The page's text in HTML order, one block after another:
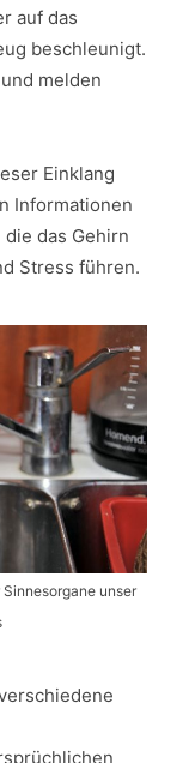
auf das
beschleunigt.
melden
Einklang
Informationen
das Gehirn
Stress führen.
unser